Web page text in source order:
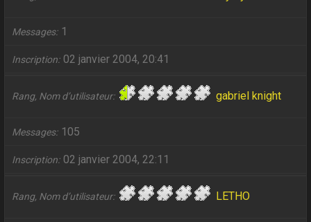
Messages 1
Inscription 02 janvier 2004, 20:41
Rang, Nom d’utilisateur gabriel knight
Messages 105
Inscription 02 janvier 2004, 22:11
Rang, Nom d’utilisateur LETHO